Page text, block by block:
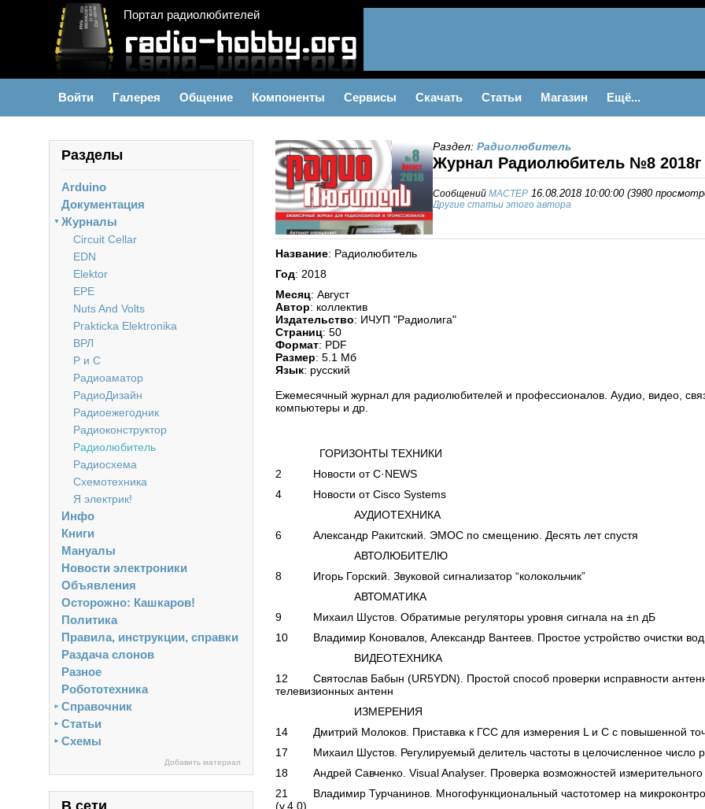
Портал радиолюбителей
Войти Галерея Общение Компоненты Сервисы Скачать Статьи Магазин Ещё...
Разделы
Arduino
Документация
Журналы
▼
Circuit Cellar
EDN
Elektor
EPE
Nuts And Volts
Prakticka Elektronika
ВРЛ
Р и С
Радиоаматор
РадиоДизайн
Радиоежегодник
Радиоконструктор
Радиолюбитель
Радиосхема
Схемотехника
Я электрик!
Инфо
Книги
Мануалы
Новости электроники
Объявления
Осторожно: Кашкаров!
Политика
Правила, инструкции, справки
Раздача слонов
Разное
Робототехника
Справочник
►
Статьи
►
Схемы
►
Добавить материал
В сети
Раздел: Радиолюбитель
Журнал Радиолюбитель №8 2018г
Сообщений MACTEP 16.08.2018 10:00:00 (3980
Другие статьи этого автора
Название: Радиолюбитель
Год: 2018
Месяц: Август
Автор: коллектив
Издательство: ИЧУП "Радиолига"
Страниц: 50
Формат: PDF
Размер: 5.1 Mб
Язык: русский
Ежемесячный журнал для радиолюбителей и профессионалов. Аудио, видео,
компьютеры и др.
ГОРИЗОНТЫ ТЕХНИКИ
2 Новости от C·NEWS
4 Новости от Сisco Systems
АУДИОТЕХНИКА
6 Александр Ракитский. ЭМОС по смещению. Десять лет спустя
АВТОЛЮБИТЕЛЮ
8 Игорь Горский. Звуковой сигнализатор “колокольчик”
АВТОМАТИКА
9 Михаил Шустов. Обратимые регуляторы уровня сигнала на ±n дБ
10 Владимир Коновалов, Александр Вантеев. Простое устройство очистки
ВИДЕОТЕХНИКА
12 Святослав Бабын (UR5YDN). Простой способ проверки исправности
телевизионных антенн
ИЗМЕРЕНИЯ
14 Дмитрий Молоков. Приставка к ГСС для измерения L и C с повышенной
17 Михаил Шустов. Регулируемый делитель частоты в целочисленное число
18 Андрей Савченко. Visual Analyser. Проверка возможностей измерительного
21 Владимир Турчанинов. Многофункциональный частотомер на
(v.4.0)